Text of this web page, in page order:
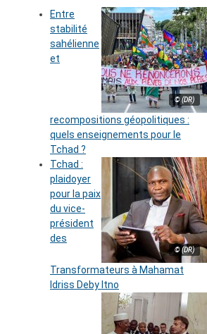
© (DR)
Entre
stabilité
sahélienne
et
recompositions géopolitiques :
quels enseignements pour le
Tchad ?
© (DR)
Tchad :
plaidoyer
pour la paix
du vice-
président
des
Transformateurs à Mahamat
Idriss Deby Itno